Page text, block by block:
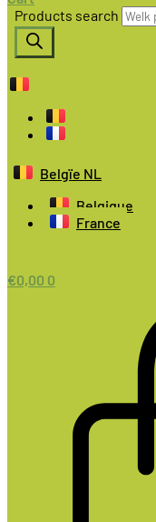
Products search
Belgïe NL
Belgique
France
€0,00 0